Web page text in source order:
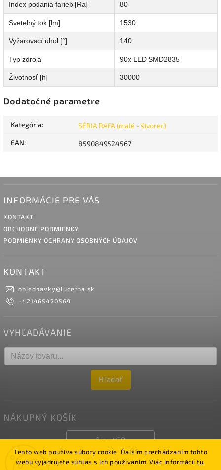
Tento web používa súbory cookie. Ďalším prechádzaním tohto
webu vyjadrujete súhlas s ich používaním. Viac informáciítu.
Index podania farieb [Ra] 80
Svetelný tok [lm] 1530
Vyžarovací uhol [°] 140
Typ zdroja 90x LED SMD2835
Životnosť [h] 30000
Dodatočné parametre
Kategória: SÉRIA RAFA (malé - štvorec)
EAN: 8590849524567
INFORMÁCIE PRE VÁS
KONTAKT
OBCHODNÉ PODMIENKY
PODMIENKY OCHRANY OSOBNÝCH ÚDAJOV
KONTAKT
objednavky@lucerna.sk
+421465420569
VYHĽADÁVANIE
Hľadať
NÁKUPNÝ KOŠÍK
0ks /€0